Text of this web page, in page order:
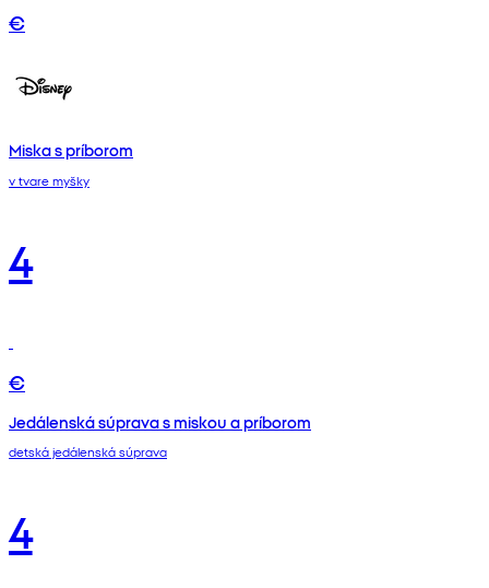
€
Miska s príborom
v tvare myšky
4
€
Jedálenská súprava s miskou a príborom
detská jedálenská súprava
4